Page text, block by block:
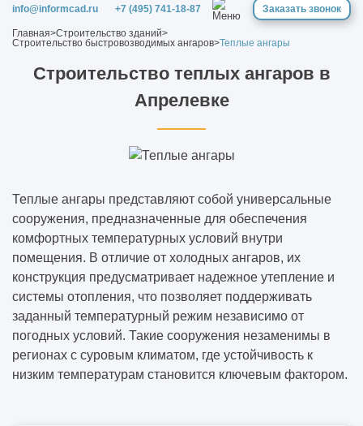
info@informcad.ru +7 (495) 741-18-87 Заказать звонок
Главная>Строительство зданий>
Строительство быстровозводимых ангаров>Теплые ангары
Строительство теплых ангаров в
Апрелевке
Теплые ангары представляют собой универсальные
сооружения, предназначенные для обеспечения
комфортных температурных условий внутри
помещения. В отличие от холодных ангаров, их
конструкция предусматривает надежное утепление и
системы отопления, что позволяет поддерживать
заданный температурный режим независимо от
погодных условий. Такие сооружения незаменимы в
регионах с суровым климатом, где устойчивость к
низким температурам становится ключевым фактором.
Какие вопросы нужно задать компании ДО
подписания договора (чек-лист)
Как одно инженерное решение может
изменить весь объект
Какие решения нельзя отменить после
начала строительства
потом винит подрядчика